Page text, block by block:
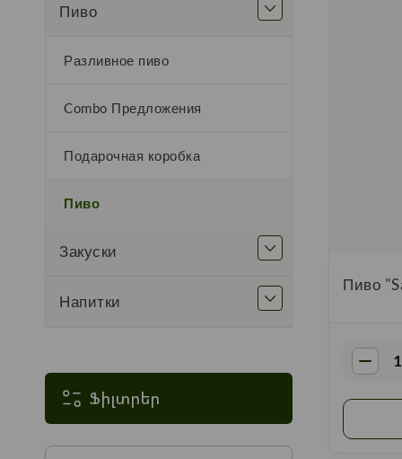
Пиво
Разливное пиво
Combo Предложения
Подарочная коробка
Пиво
Закуски
Напитки
Ֆիլտրեր
Пиво